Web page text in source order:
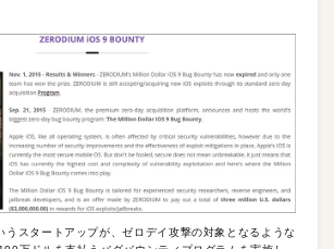
スタートアップが、ゼロデイ攻撃の対象となるような